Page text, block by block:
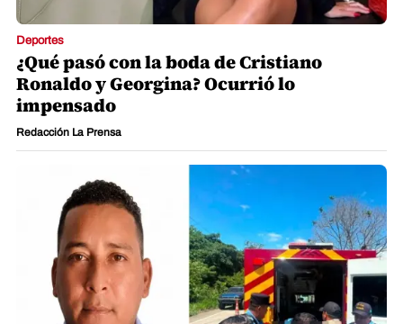
Deportes
¿Qué pasó con la boda de Cristiano
Ronaldo y Georgina? Ocurrió lo
impensado
Redacción La Prensa